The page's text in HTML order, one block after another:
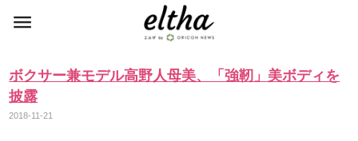
ボクサー兼モデル高野人母美、「強靭」美ボディを
披露
2018-11-21